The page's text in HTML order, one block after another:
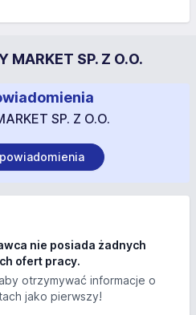
SP. Z O.O.
SP. Z O.O.
nie posiada żadnych
ofert pracy.
otrzymywać informacje o
jako pierwszy!